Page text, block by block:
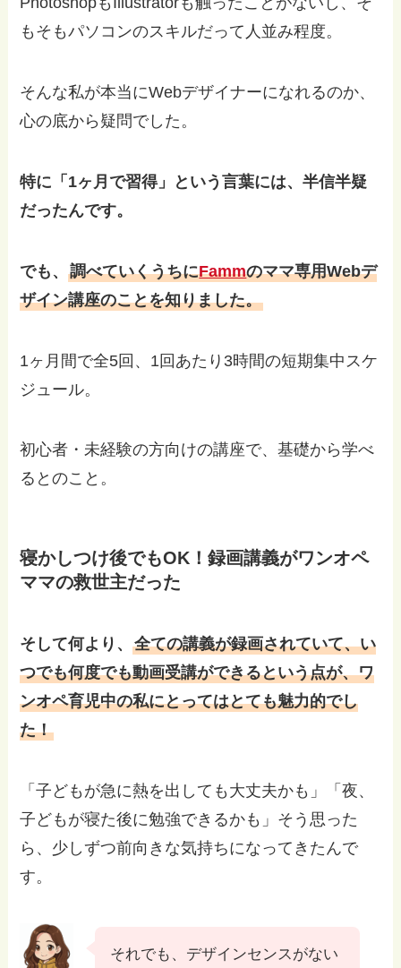
もそもパソコンのスキルだって人並み程度。
そんな私が本当にWebデザイナーになれるのか、
心の底から疑問でした。
特に「1ヶ月で習得」という言葉には、半信半疑
だったんです。
でも、調べていくうちにFammのママ専用Webデ
ザイン講座のことを知りました。
1ヶ月間で全5回、1回あたり3時間の短期集中スケ
ジュール。
初心者・未経験の方向けの講座で、基礎から学べ
るとのこと。
寝かしつけ後でもOK！録画講義がワンオペ
ママの救世主だった
そして何より、全ての講義が録画されていて、い
つでも何度でも動画受講ができるという点が、ワ
ンオペ育児中の私にとってはとても魅力的でし
た！
「子どもが急に熱を出しても大丈夫かも」「夜、
子どもが寝た後に勉強できるかも」そう思った
ら、少しずつ前向きな気持ちになってきたんで
す。
それでも、デザインセンスがない